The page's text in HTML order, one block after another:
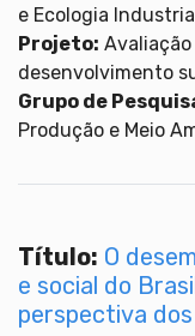
e Ecologia
Projeto:
desenvolvimento
Grupo de
Produção e Meio
Título: O
e social do
perspectiva